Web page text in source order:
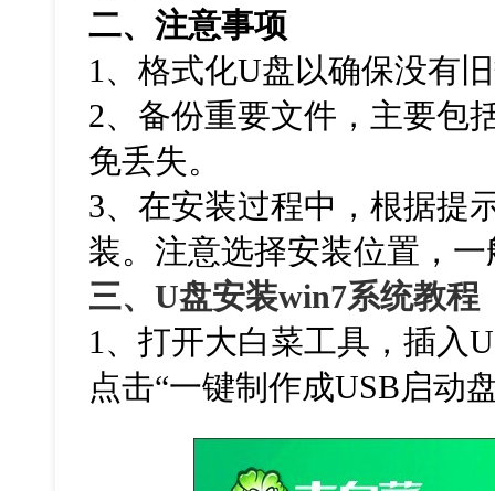
二、注意事项
1、格式化U盘以确保没有
2、备份重要文件，主要包
免丢失。
3、在安装过程中，根据提
装。注意选择安装位置，
三、U盘安装win7系统教程
1 、打开大白菜工具，插入U
点击“一键制作成USB启动